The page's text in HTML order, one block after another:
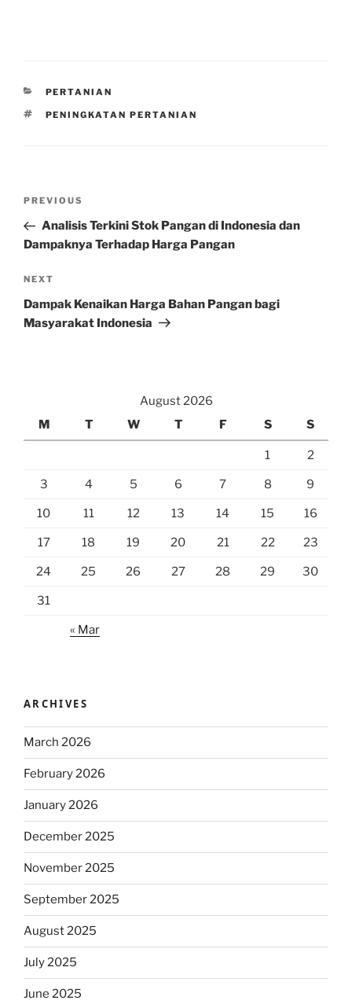
CATEGORIES
PERTANIAN
TAGS
PENINGKATAN PERTANIAN
Previous
Post
PREVIOUS
Analisis Terkini Stok Pangan di Indonesia dan
Dampaknya Terhadap Harga Pangan
Next
Post
NEXT
Dampak Kenaikan Harga Bahan Pangan bagi
Masyarakat Indonesia
August 2026
M
T W T F S S
1 2
3 4 5 6 7 8 9
10 11 12 13 14 15 16
17 18 19 20 21 22 23
24 25 26 27 28 29 30
31
« Mar
ARCHIVES
March 2026
February 2026
January 2026
December 2025
November 2025
September 2025
August 2025
July 2025
June 2025